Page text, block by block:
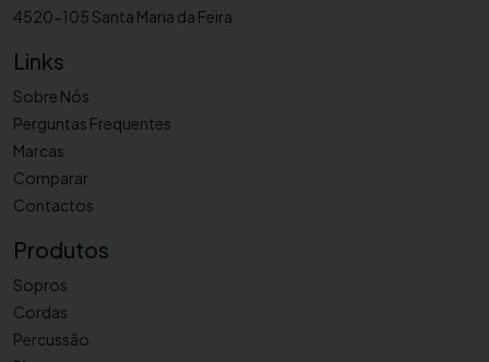
s
x
o
f
o
n
e
l
t
o
4520-105 Santa Maria da Feira
Links
Sobre Nós
Perguntas Frequentes
Marcas
Comparar
Contactos
Produtos
Sopros
Cordas
Percussão